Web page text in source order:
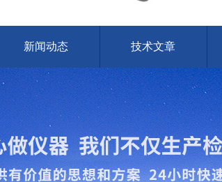
新闻动态 技术文章